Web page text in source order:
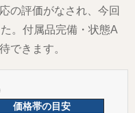
の評価がなされ、今回
。付属品完備・状態A
できます。
価格帯の目安